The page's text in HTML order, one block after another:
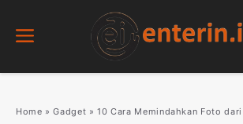
Menu
Home »Gadget »10 Cara Memindahkan Foto